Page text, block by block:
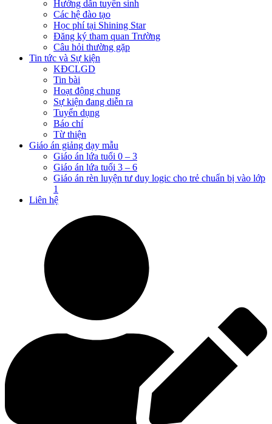
Hướng dẫn tuyển sinh
Các hệ đào tạo
Học phí tại Shining Star
Đăng ký tham quan Trường
Câu hỏi thường gặp
Tin tức và Sự kiện
KĐCLGD
Tin bài
Hoạt động chung
Sự kiện đang diễn ra
Tuyển dụng
Báo chí
Từ thiện
Giáo án giảng dạy mẫu
Giáo án lứa tuổi 0 – 3
Giáo án lứa tuổi 3 – 6
Giáo án rèn luyện tư duy logic cho trẻ chuẩn bị vào lớp
1
Liên hệ